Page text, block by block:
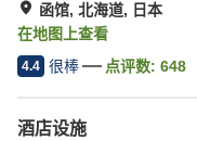
函馆, 北海道, 日本
在地图上查看
4.4 很棒 点评数: 648
酒店设施